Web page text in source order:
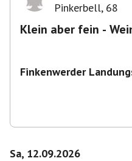
Pinkerbell, 68
Klein aber fein -
Finkenwerder
Sa, 12.09.2026